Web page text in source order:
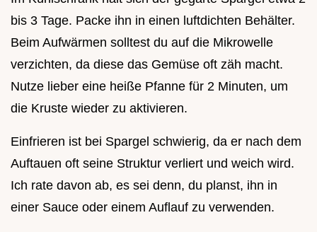
bis 3 Tage. Packe ihn in einen luftdichten Behälter.
Beim Aufwärmen solltest du auf die Mikrowelle
verzichten, da diese das Gemüse oft zäh macht.
Nutze lieber eine heiße Pfanne für 2 Minuten, um
die Kruste wieder zu aktivieren.
Einfrieren ist bei Spargel schwierig, da er nach dem
Auftauen oft seine Struktur verliert und weich wird.
Ich rate davon ab, es sei denn, du planst, ihn in
einer Sauce oder einem Auflauf zu verwenden.